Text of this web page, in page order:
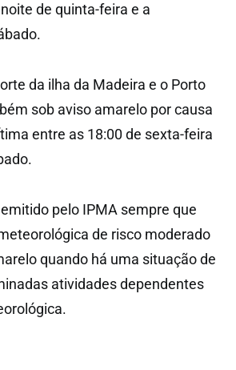
de quinta-feira e a
da ilha da Madeira e o Porto
sob aviso amarelo por causa
entre as 18:00 de sexta-feira
pelo IPMA sempre que
de risco moderado
quando há uma situação de
atividades dependentes